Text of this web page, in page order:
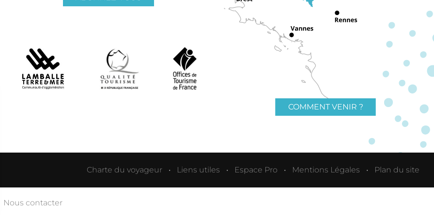
COMMENT VENIR ?
Charte du voyageur Liens utiles Espace Pro Mentions Légales Plan du site
Nous contacter